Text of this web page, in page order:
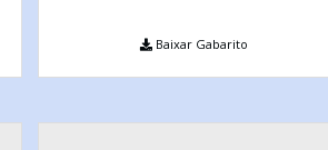
Baixar Gabarito